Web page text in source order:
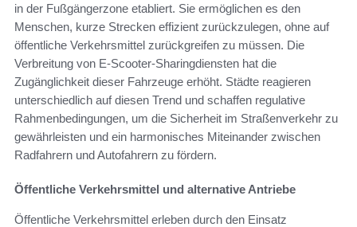
in der Fußgängerzone etabliert. Sie ermöglichen es den
Menschen, kurze Strecken effizient zurückzulegen, ohne auf
öffentliche Verkehrsmittel zurückgreifen zu müssen. Die
Verbreitung von E-Scooter-Sharingdiensten hat die
Zugänglichkeit dieser Fahrzeuge erhöht. Städte reagieren
unterschiedlich auf diesen Trend und schaffen regulative
Rahmenbedingungen, um die Sicherheit im Straßenverkehr zu
gewährleisten und ein harmonisches Miteinander zwischen
Radfahrern und Autofahrern zu fördern.
Öffentliche Verkehrsmittel und alternative Antriebe
Öffentliche Verkehrsmittel erleben durch den Einsatz